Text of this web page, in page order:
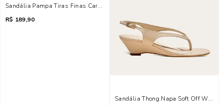
Sandália Pampa Tiras Finas Caramelo Salto Lâmina
R$ 189,90
Sandália Thong Napa Soft Off